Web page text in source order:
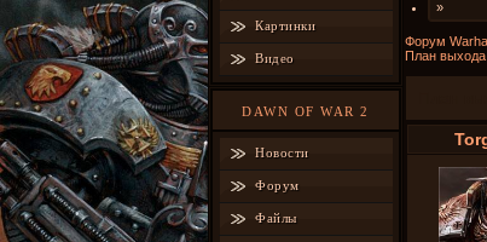
Картинки
Видео
DAWN OF WAR 2
Новости
Форум
Файлы
»
Форум
План выхода